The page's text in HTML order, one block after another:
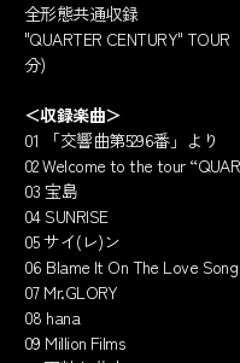
全形態共通収録
"QUARTER CENTURY"
分)
＜収録楽曲＞
01 「交響曲第5296番」より
02 Welcome to the tour
03 宝島
04 SUNRISE
05 サイ(レ)ン
06 Blame It On The Love Song
07 Mr.GLORY
08 hana
09 Million Films